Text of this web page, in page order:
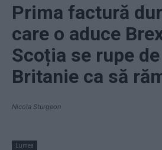
Prima factură
care o aduce
Scoția se rupe
Britanie ca să
Nicola Sturgeon
Lumea